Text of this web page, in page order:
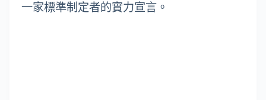
一家標準制定者的實力宣言。